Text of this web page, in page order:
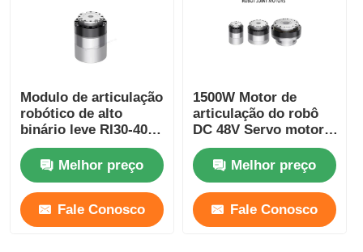
Modulo de articulação
robótico de alto
binário leve RI30-40-
PRO Automatização
industrialMelhor preço
Fale Conosco
1500W Motor de
articulação do robô
DC 48V Servo motor
sem escovas
velocidade da
articulação ajustável
Melhor preço
Fale Conosco